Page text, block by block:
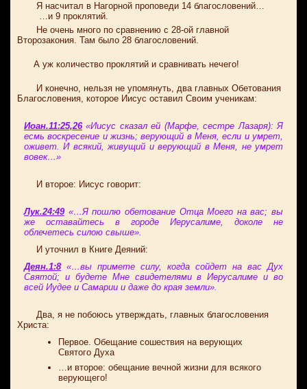
Я насчитал в Нагорной проповеди 14 благословений…
…и 9 проклятий.
Не очень много по сравнению с 28-ой главной
Второзакония. Там было 28 благословений.
А уж количество проклятий и сравнивать нечего!
И конечно, нельзя не упомянуть, два главных Обетования
Благословения, которое Иисус оставил Своим ученикам:
Иоан.11:25,26«Иисус сказал ей (Марфе, сестре Лазаря): Я
есмь воскресение и жизнь; верующий в Меня, если и умрет,
оживет. И всякий, живущий и верующий в Меня, не умрет
вовек…»
И второе: Иисус говорит:
Лук.24:49«…Я пошлю обетование Отца Моего на вас; вы
же оставайтесь в городе Иерусалиме, доколе не
облечетесь силою свыше».
И уточнил в Книге Деяний:
Деян.1:8«…вы примете силу, когда сойдет на вас Дух
Святой; и будете Мне свидетелями в Иерусалиме и во
всей Иудее и Самарии и даже до края земли».
Два, я не побоюсь утверждать, главных благословения
Христа:
Первое. Обещание сошествия на верующих
Святого Духа
…и второе: обещание вечной жизни для всякого
верующего!